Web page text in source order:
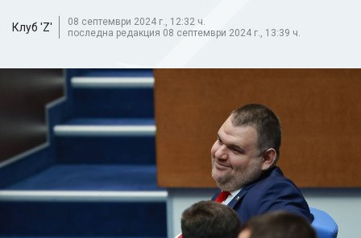
Клуб 'Z'
08 септември 2024 г., 12:32 ч.
последна редакция 08 септември 2024 г., 13:39 ч.